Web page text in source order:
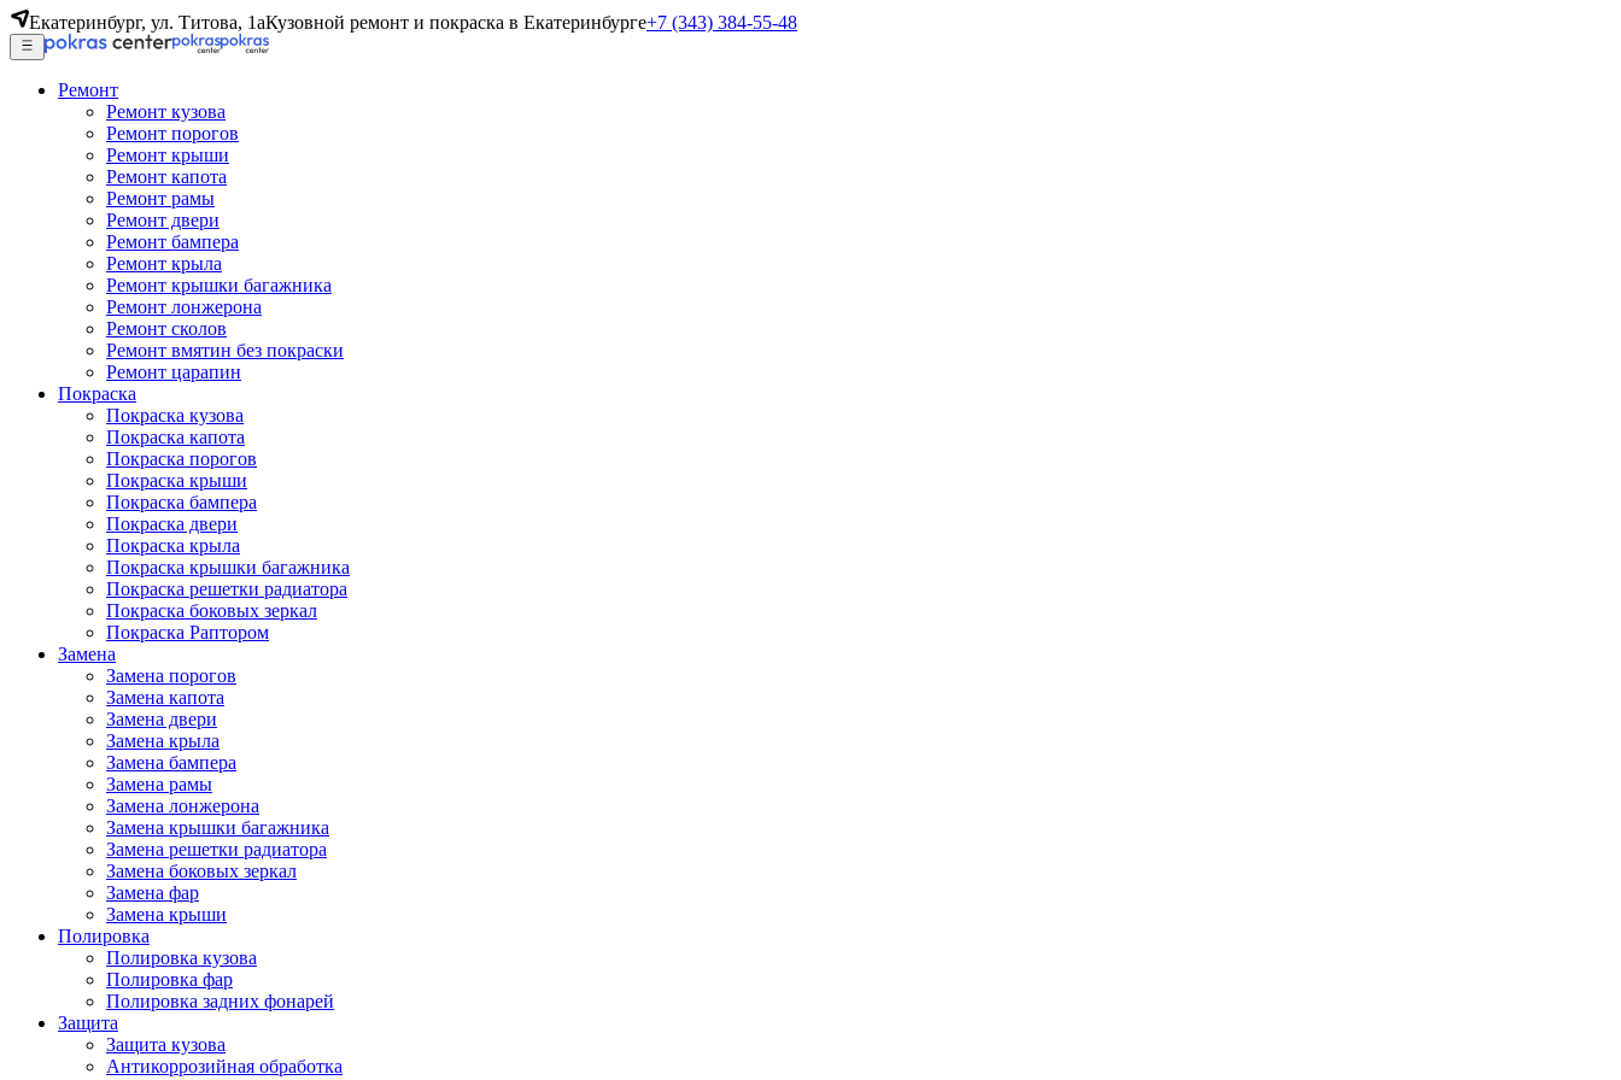
Екатеринбург, ул. Титова, 1аКузовной ремонт и покраска в Екатеринбурге+7 (343) 384-55-48
Ремонт
Ремонт кузова
Ремонт порогов
Ремонт крыши
Ремонт капота
Ремонт рамы
Ремонт двери
Ремонт бампера
Ремонт крыла
Ремонт крышки багажника
Ремонт лонжерона
Ремонт сколов
Ремонт вмятин без покраски
Ремонт царапин
Покраска
Покраска кузова
Покраска капота
Покраска порогов
Покраска крыши
Покраска бампера
Покраска двери
Покраска крыла
Покраска крышки багажника
Покраска решетки радиатора
Покраска боковых зеркал
Покраска Раптором
Замена
Замена порогов
Замена капота
Замена двери
Замена крыла
Замена бампера
Замена рамы
Замена лонжерона
Замена крышки багажника
Замена решетки радиатора
Замена боковых зеркал
Замена фар
Замена крыши
Полировка
Полировка кузова
Полировка фар
Полировка задних фонарей
Защита
Защита кузова
Антикоррозийная обработка